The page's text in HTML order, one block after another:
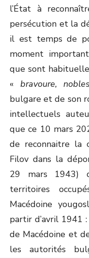
l’État à
persécution et la
il est temps de
moment
que sont
« bravoure,
bulgare et de son
intellectuels
que ce 10 mars
de reconnaitre la
Filov dans la
29 mars 1943)
territoires
Macédoine
partir d’avril 1941
de Macédoine et
les autorités